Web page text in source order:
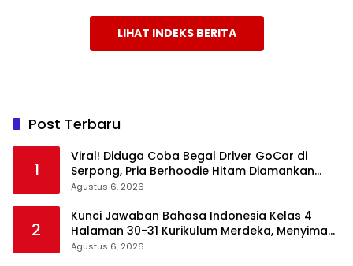
LIHAT INDEKS BERITA
Post Terbaru
1
Viral! Diduga Coba Begal Driver GoCar di
Serpong, Pria Berhoodie Hitam Diamankan
Warga dan Polisi
Agustus 6, 2026
2
Kunci Jawaban Bahasa Indonesia Kelas 4
Halaman 30-31 Kurikulum Merdeka, Menyimak
Teks Kepala Suku Len
Agustus 6, 2026